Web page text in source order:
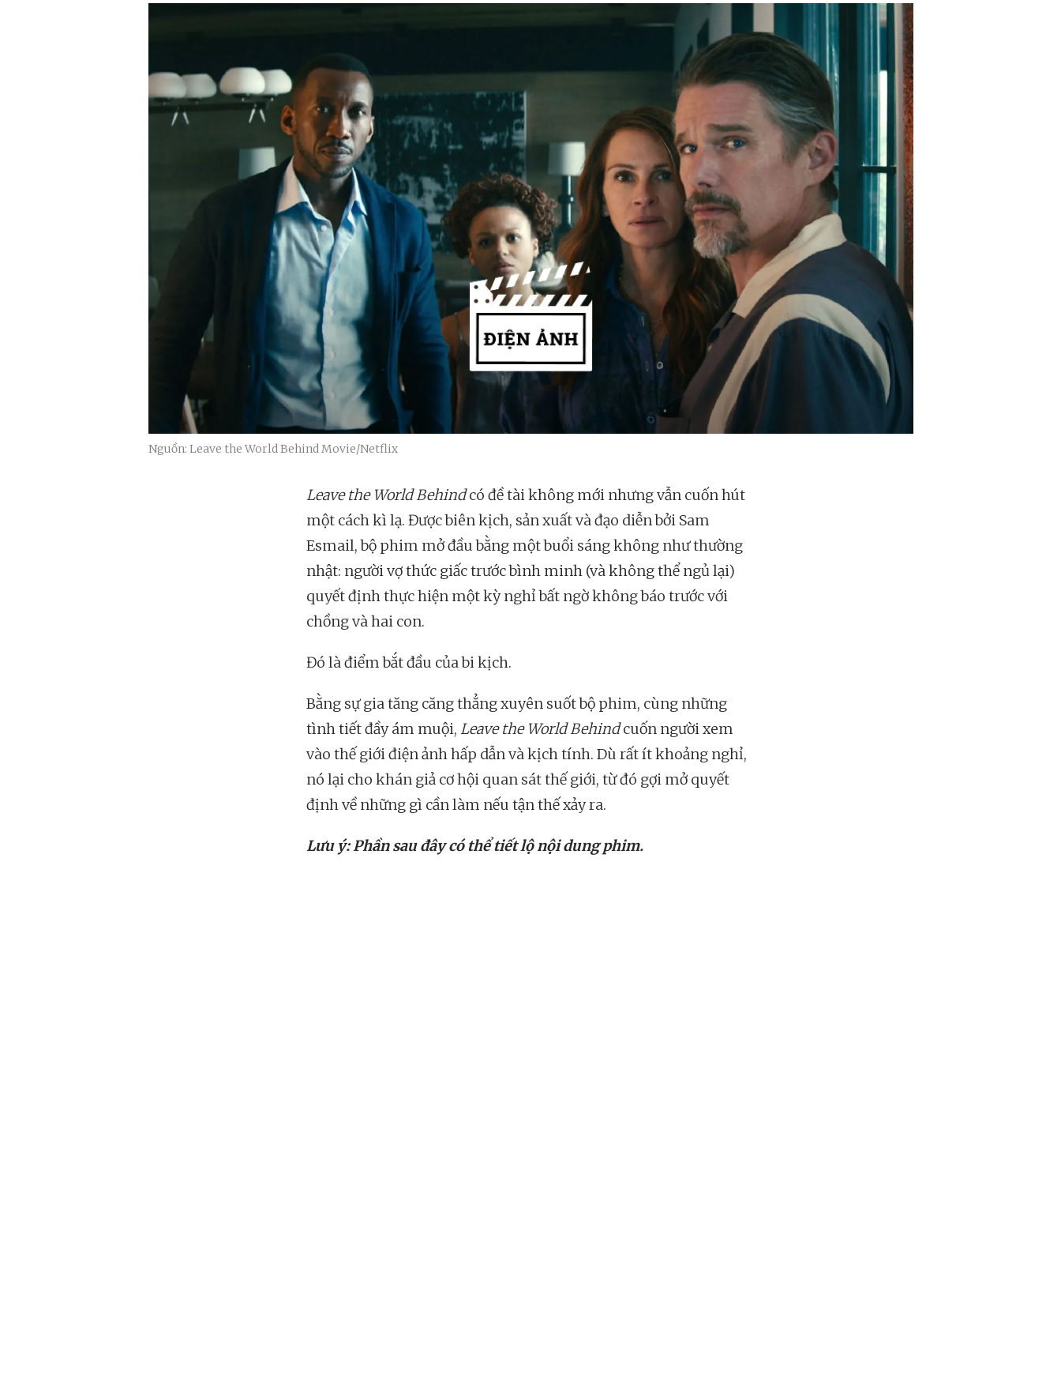
Nguồn: Leave the World Behind Movie/Netflix
Leave the World Behindcó đề tài không mới nhưng vẫn cuốn hút
một cách kì lạ. Được biên kịch, sản xuất và đạo diễn bởi Sam
Esmail, bộ phim mở đầu bằng một buổi sáng không như thường
nhật: người vợ thức giấc trước bình minh (và không thể ngủ lại)
quyết định thực hiện một kỳ nghỉ bất ngờ không báo trước với
chồng và hai con.
Đó là điểm bắt đầu của bi kịch.
Bằng sự gia tăng căng thẳng xuyên suốt bộ phim, cùng những
tình tiết đầy ám muội, Leave the World Behindcuốn người xem
vào thế giới điện ảnh hấp dẫn và kịch tính. Dù rất ít khoảng nghỉ,
nó lại cho khán giả cơ hội quan sát thế giới, từ đó gợi mở quyết
định về những gì cần làm nếu tận thế xảy ra.
Lưu ý: Phần sau đây có thể tiết lộ nội dung phim.